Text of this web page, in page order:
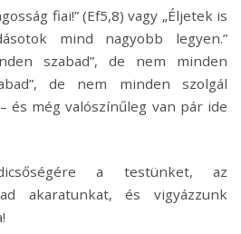
fiai!” (Ef5,8) vagy „Éljetek is
mind nagyobb legyen.”
szabad”, de nem minden
de nem minden szolgál
és még valószínűleg van pár ide
a testünket, az
akaratunkat, és vigyázzunk